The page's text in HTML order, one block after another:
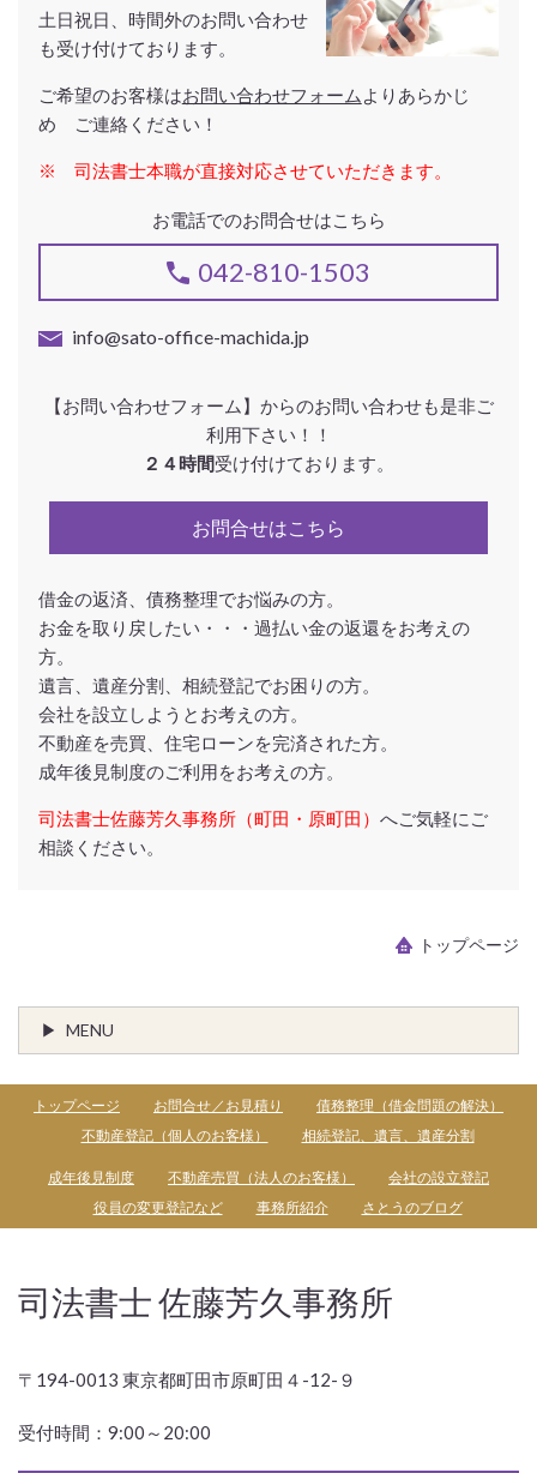
土日祝日、時間外のお問い合わせ
も受け付けております。
ご希望のお客様はお問い合わせフォーム よりあらかじ
め ご連絡ください！
※ 司法書士本職が直接対応させていただきます。
お電話でのお問合せはこちら
042-810-1503
info@sato-office-machida.jp
【お問い合わせフォーム】からのお問い合わせも是非ご
利用下さい！！
２４時間受け付けております。
お問合せはこちら
借金の返済、債務整理でお悩みの方。
お金を取り戻したい・・・過払い金の返還をお考えの
方。
遺言、遺産分割、相続登記でお困りの方。
会社を設立しようとお考えの方。
不動産を売買、住宅ローンを完済された方。
成年後見制度のご利用をお考えの方。
司法書士佐藤芳久事務所（町田・原町田） へご気軽にご
相談ください。
トップページ
MENU
トップページ お問合せ／お見積り
債務整理（借金問題の解決）
不動産登記（個人のお客様）
相続登記、遺言、遺産分割
成年後見制度 不動産売買（法人のお客様）
会社の設立登記
役員の変更登記など
事務所紹介 さとうのブログ
司法書士 佐藤芳久事務所
〒194-0013 東京都町田市原町田４-12-９
受付時間： 9:00～20:00